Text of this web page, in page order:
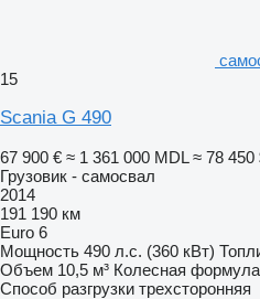
15
Scania G 490
67 900 € ≈ 1 361 000 MDL ≈ 78 450
Грузовик - самосвал
2014
191 190 км
Euro 6
Мощность 490 л.с. (360 кВт)
Объем 10,5 м³ Колесная формула
Способ разгрузки трехсторонняя